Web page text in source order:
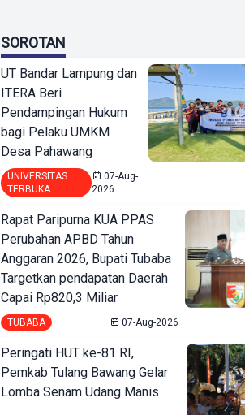
SOROTAN
UT Bandar Lampung dan
ITERA Beri
Pendampingan Hukum
bagi Pelaku UMKM
Desa Pahawang
UNIVERSITAS
TERBUKA
07-Aug-
2026
Rapat Paripurna KUA PPAS
Perubahan APBD Tahun
Anggaran 2026, Bupati Tubaba
Targetkan pendapatan Daerah
Capai Rp820,3 Miliar
TUBABA 07-Aug-2026
Peringati HUT ke-81 RI,
Pemkab Tulang Bawang Gelar
Lomba Senam Udang Manis